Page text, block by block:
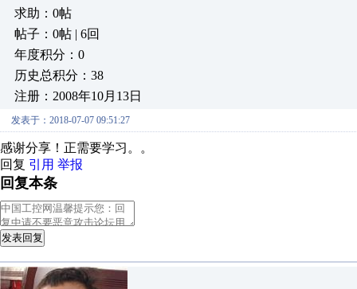
求助：0帖
帖子：0帖 | 6回
年度积分：0
历史总积分：38
注册：2008年10月13日
发表于：2018-07-07 09:51:27
感谢分享！正需要学习。。
回复 引用 举报
回复本条
发表回复